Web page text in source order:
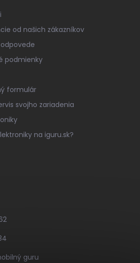
od našich zákazníkov
podmienky
formulár
svojho zariadenia
na iguru.sk?
guru